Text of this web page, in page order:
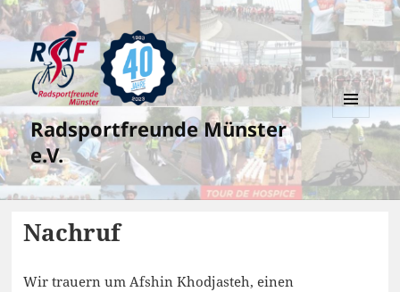
Radsportfreunde Münster
e.V.
MENÜ
UND
WIDGETS
Nachruf
Wir trauern um Afshin Khodjasteh, einen